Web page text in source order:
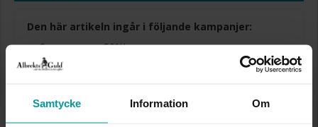
Samtycke Information Om
Den här artikeln ingår i följande kampanjer:
Sommarrea - 50%!
50% rabatt på utvalda produkter. Gäller på ordinarie priser och
kan ej kombineras med andra produkter. Gäller så långt lagret
Presentinslagning